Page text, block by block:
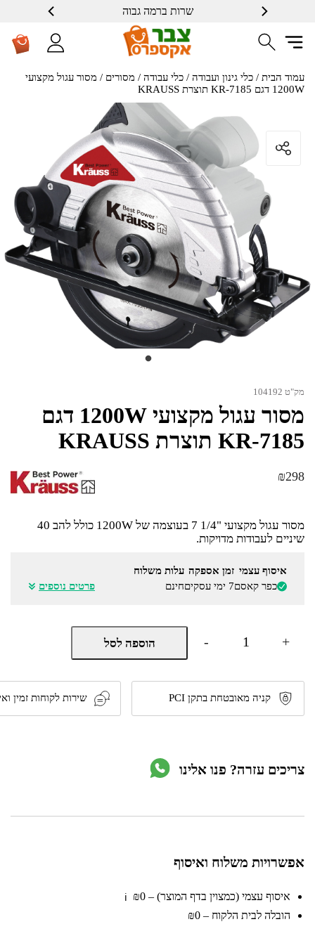
שרות ברמה גבוה
אמון הציבור
עמוד הבית / כלי גינון ועבודה / כלי עבודה / מסורים / מסור עגול מקצועי
1200W דגם KR-7185 תוצרת KRAUSS
מק"ט 104192
מסור עגול מקצועי 1200W דגם
KR-7185 תוצרת KRAUSS
₪298
מסור עגול מקצועי "1/4 7 בעוצמה של 1200W כולל להב 40
שיניים לעבודות מדויקות.
איסוף עצמי
כפר קאסם
זמן אספקה
7 ימי עסקים
עלות משלוח
חינם
פרטים נוספים
-
כמות
מסור
מקצועי
1200W
דגם
KR-
KRAUSS
+ הוספה לסל
קניה מאובטחת בתקן PCI שירות לקוחות זמין
צריכים עזרה? פנו אלינו
אפשרויות משלוח ואיסוף
איסוף עצמי (כמצוין בדף המוצר) – ₪0 ℹ️
הובלה לבית הלקוח – ₪0